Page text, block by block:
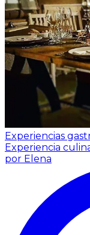
Experiencias
Experiencia
por Elena